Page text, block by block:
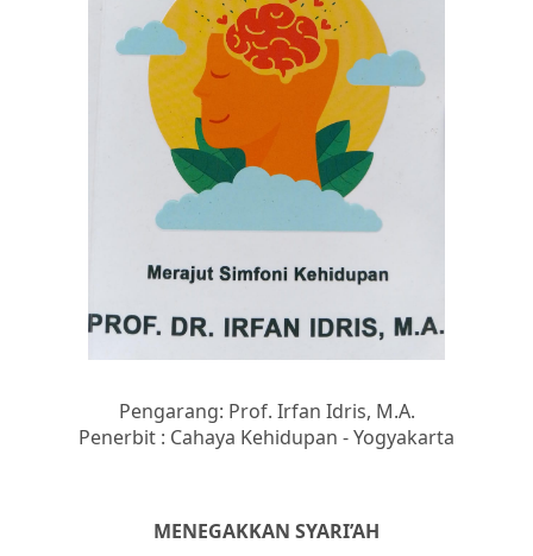
Pengarang: Prof. Irfan Idris, M.A.
Penerbit : Cahaya Kehidupan - Yogyakarta
MENEGAKKAN SYARI’AH